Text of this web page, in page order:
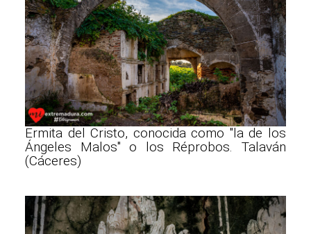
Ermita del Cristo, conocida como "la de los
Ángeles Malos" o los Réprobos. Talaván
(Cáceres)